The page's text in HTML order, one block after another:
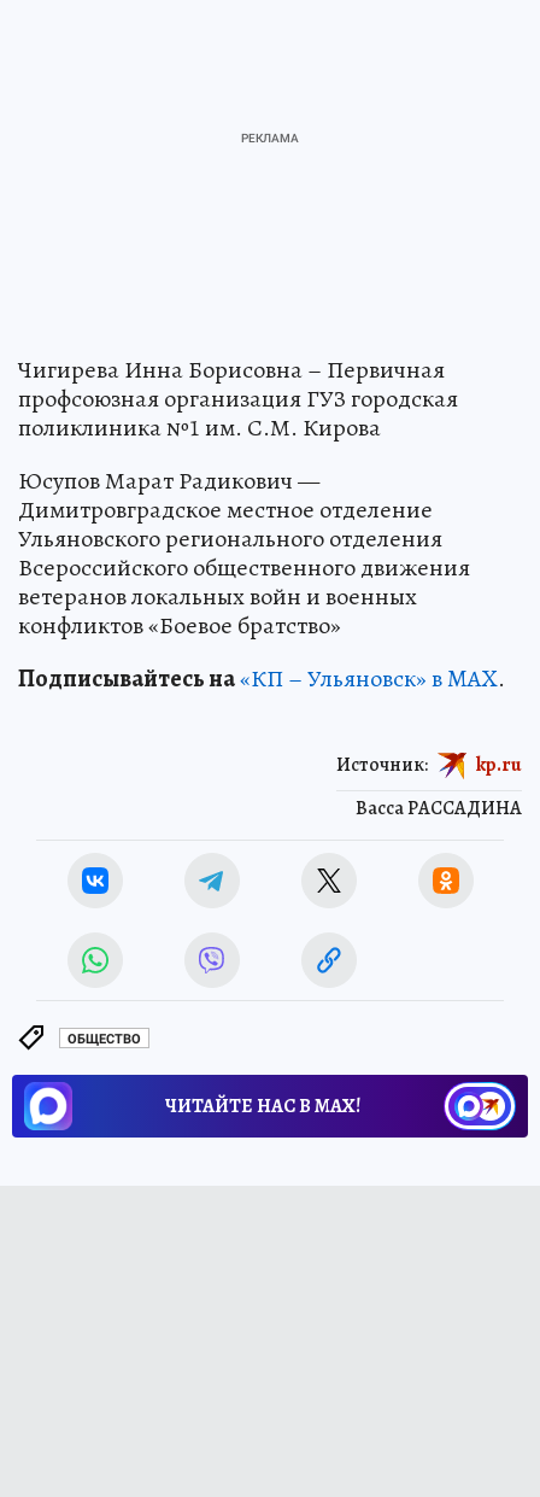
Чигирева Инна Борисовна – Первичная
профсоюзная организация ГУЗ городская
поликлиника №1 им. С.М. Кирова
Юсупов Марат Радикович —
Димитровградское местное отделение
Ульяновского регионального отделения
Всероссийского общественного движения
ветеранов локальных войн и военных
конфликтов «Боевое братство»
Подписывайтесь на«КП – Ульяновск» в MAX.
Васса РАССАДИНА
Источник: kp.ru
ОБЩЕСТВО
ЧИТАЙТЕ НАС В МАХ!